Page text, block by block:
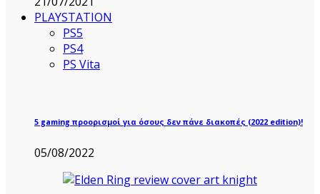
PLAYSTATION
PS5
PS4
PS Vita
5 gaming προορισμοί για όσους δεν πάνε διακοπές (2022 edition)!
05/08/2022